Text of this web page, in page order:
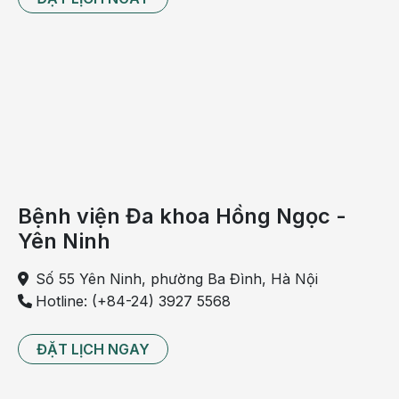
dịch trước 2 căn bệnh nguy hiểm có thể ảnh hưởng
Giai đoạn từ 6 tuần tuổi – 2 tháng tuổi
Trong danh sách lịch tiêm chủng cho trẻ từ 0 đến 12
tuổi thì các mũi tiêm trong giai đoạn 6 tuần tuổi - 2
tháng tuổi là vô cùng quan trọng. Để trẻ dần thích
ứng với nhiều loại vắc- xin hơn và tạo hệ miễn dịch
đầy đủ, các bác sĩ khuyến cáo mẹ nên cho trẻ đi
Bệnh viện Đa khoa Hồng Ngọc -
Yên Ninh
Số 55 Yên Ninh, phường Ba Đình, Hà Nội
Hotline: (+84-24) 3927 5568
ĐẶT LỊCH NGAY